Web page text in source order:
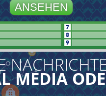
ANSEHEN
MEDIA